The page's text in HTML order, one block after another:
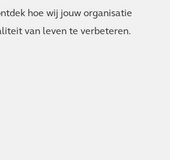
hoe wij jouw organisatie
van leven te verbeteren.